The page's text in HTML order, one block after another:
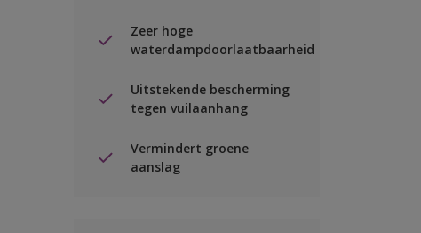
Zeer hoge
waterdampdoorlaatbaarheid
Uitstekende bescherming
tegen vuilaanhang
Vermindert groene
aanslag